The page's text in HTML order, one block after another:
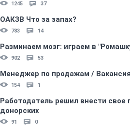
1245 37
ОАКЗВ Что за запах?
783 14
Разминаем мозг: играем в
902 53
Менеджер по продажам / Вакансия
154 1
Работодатель решил внести свое
донорских
91 0